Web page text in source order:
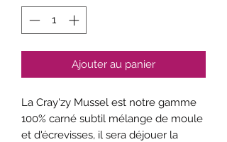
Ajouter au panier
La Cray'zy Mussel est notre gamme
100% carné subtil mélange de moule
et d'écrevisses, il sera déjouer la